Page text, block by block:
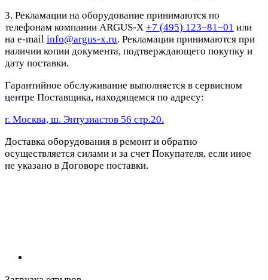
3. Рекламации на оборудование принимаются по
телефонам компании ARGUS-X +7 (495) 123–81–01 или
на e-mail info@argus-x.ru. Рекламации принимаются при
наличии копии документа, подтверждающего покупку и
дату поставки.
Гарантийное обслуживание выполняется в сервисном
центре Поставщика, находящемся по адресу:
г. Москва, ш. Энтузиастов 56 стр.20.
Доставка оборудования в ремонт и обратно
осуществляется силами и за счет Покупателя, если иное
не указано в Договоре поставки.